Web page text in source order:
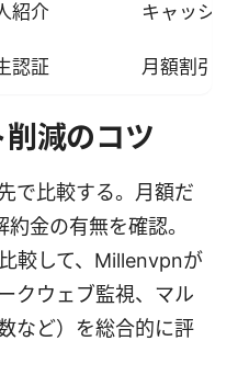
紹介 キャッシ
認証 月額割引
減のコツ
で比較する。月額だ
約金の有無を確認。
較して、Millenvpnが
クウェブ監視、マル
など）を総合的に評